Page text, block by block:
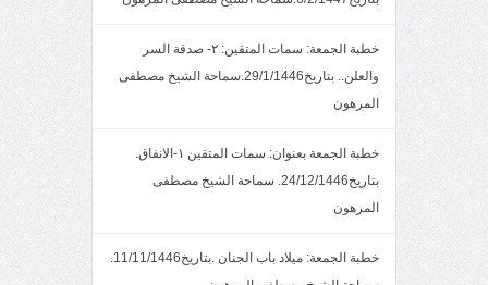
خطبة الجمعة: سمات المتقين: ٢- صدقة السر
والعلن.. بتاريخ29/1/1446.سماحة الشيخ مصطفى
المرهون
خطبة الجمعة بعنوان: سمات المتقين ١-الانفاق.
بتاريخ24/12/1446. سماحة الشيخ مصطفى
المرهون
خطبة الجمعة: ميلاد باب الجنان .بتاريخ11/11/1446.